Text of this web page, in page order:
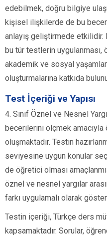
edebilmek, doğru bilgiye
kişisel ilişkilerde de bu
anlayış geliştirmede etkilidir.
bu tür testlerin
akademik ve sosyal
oluşturmalarına katkıda
Test İçeriği ve Yapısı
4. Sınıf Öznel ve Nesnel
becerilerini ölçmek amacıyla
oluşmaktadır. Testin
seviyesine uygun konular
de öğretici olması
öznel ve nesnel yargılar
farkı uygulamalı olarak
Testin içeriği, Türkçe ders
kapsamaktadır. Sorular,